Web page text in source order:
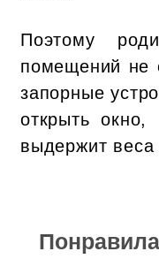
Поэтому
помещений не
запорные
открыть
выдержит веса